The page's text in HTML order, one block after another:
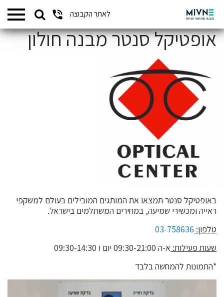
לאתר הקבוצהSearch
המתחמים שלנו
אופטיקל סנטר מבנה חולון
באופטיקל סנטר תמצאו את המותגים המובילים בעולם למשקפי
ראייה ומכשירי שמיעה, במחירים המשתלמים בישראל.
טלפון: 03-758636
שעות פעילות: א-ה 09:30-21:00 יום ו 09:30-14:30
*התמונות להמחשה בלבד